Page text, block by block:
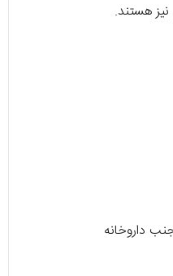
هستند.
داروخانه